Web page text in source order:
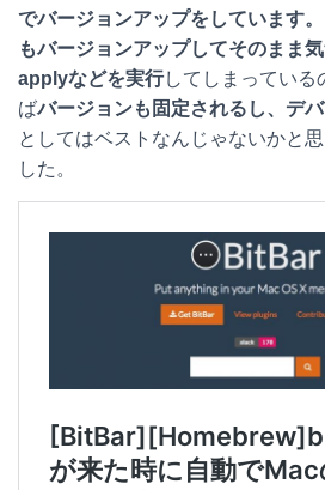
でバージョンアップをしています。
もバージョンアップしてそのまま
applyなどを実行してしまっている
ばバージョンも固定されるし、デ
としてはベストなんじゃないかと
した。